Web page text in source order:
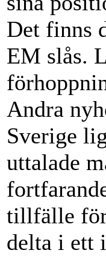
Det finns
EM slås.
Andra
Sverige
uttalade
tillfälle för
delta i ett